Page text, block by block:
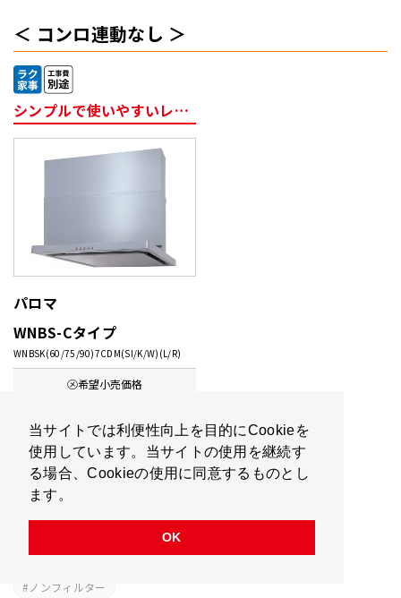
当サイトでは利便性向上を目的にCookieを
使用しています。当サイトの使用を継続す
る場合、Cookieの使用に同意するものとし
ます。
OK
コンロ連動なし
パロマ
WNBS-Cタイプ
WNBSK(60/75/90)7CDM(SI/K/W)(L/R)
シンプルで使いやすいレンジフード
㋱希望小売価格
当社通常 販売価格
67,000
選べるカラー
ノンフィルター